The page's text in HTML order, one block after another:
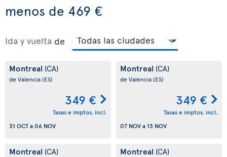
menos de 469 €
Ida y vuelta de
Montreal (CA)
de Valencia(ES)
349 €
Tasas e imptos. incl.
31 OCTa06 NOV
Montreal (CA)
de Valencia(ES)
349 €
Tasas e imptos. incl.
07 NOVa 13 NOV
Montreal (CA) Montreal (CA)